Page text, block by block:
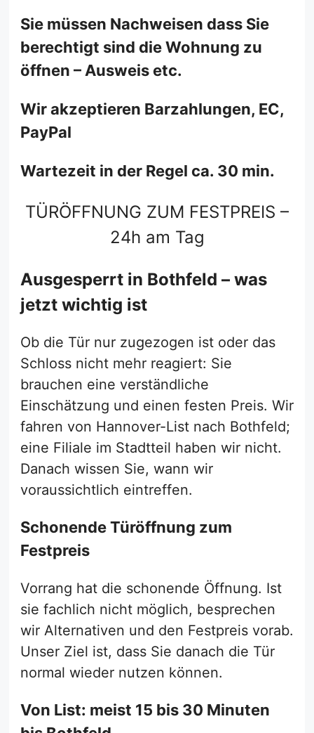
Sie müssen Nachweisen dass Sie
berechtigt sind die Wohnung zu
öffnen – Ausweis etc.
Wir akzeptieren Barzahlungen, EC,
PayPal
Wartezeit in der Regel ca. 30 min.
TÜRÖFFNUNG ZUM FESTPREIS –
24h am Tag
Ausgesperrt in Bothfeld – was
jetzt wichtig ist
Ob die Tür nur zugezogen ist oder das
Schloss nicht mehr reagiert: Sie
brauchen eine verständliche
Einschätzung und einen festen Preis. Wir
fahren von Hannover-List nach Bothfeld;
eine Filiale im Stadtteil haben wir nicht.
Danach wissen Sie, wann wir
voraussichtlich eintreffen.
Schonende Türöffnung zum
Festpreis
Vorrang hat die schonende Öffnung. Ist
sie fachlich nicht möglich, besprechen
wir Alternativen und den Festpreis vorab.
Unser Ziel ist, dass Sie danach die Tür
normal wieder nutzen können.
Von List: meist 15 bis 30 Minuten